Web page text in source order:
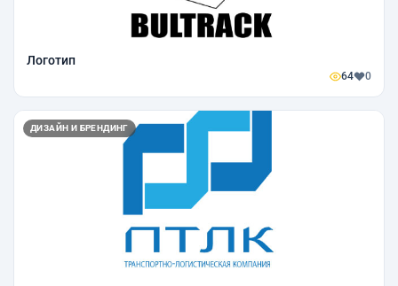
Логотип
64 0
ДИЗАЙН И БРЕНДИНГ